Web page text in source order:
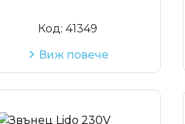
Код:41349
Виж повече